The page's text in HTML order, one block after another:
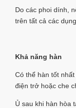
Do các phoi dính,
trên tất cả các
Khả năng hàn
Có thể hàn tốt
điện trở hoặc che
Ủ sau khi hàn hòa